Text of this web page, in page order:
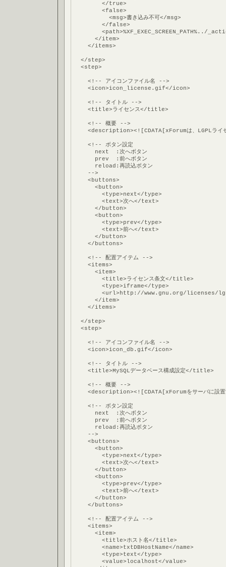
        </true>
        <false>
          <msg>書き込み不可</msg>
        </false>
<path>%XF_EXEC_SCREEN_PATH%../
      </item>
    </items>
  </step>
  <step>
    <!-- アイコンファイル名 -->
    <icon>icon_license.gif</icon>
    <!-- タイトル -->
    <title>ライセンス</title>
    <!-- 概要 -->
<description><![CDATA[xForumは、LGPLライセ
    <!-- ボタン設定
      next  :次へボタン
      prev  :前へボタン
      reload:再読込ボタン
    -->
    <buttons>
      <button>
        <type>next</type>
        <text>次へ</text>
      </button>
      <button>
        <type>prev</type>
        <text>前へ</text>
      </button>
    </buttons>
    <!-- 配置アイテム -->
    <items>
      <item>
        <title>ライセンス条文</title>
        <type>iframe</type>
<url>http://www.gnu.org/licenses/
      </item>
    </items>
  </step>
  <step>
    <!-- アイコンファイル名 -->
    <icon>icon_db.gif</icon>
    <!-- タイトル -->
    <title>MySQLデータベース構成設定</title>
    <!-- 概要 -->
<description><![CDATA[xForumをサーバに設置す
    <!-- ボタン設定
      next  :次へボタン
      prev  :前へボタン
      reload:再読込ボタン
    -->
    <buttons>
      <button>
        <type>next</type>
        <text>次へ</text>
      </button>
      <button>
        <type>prev</type>
        <text>前へ</text>
      </button>
    </buttons>
    <!-- 配置アイテム -->
    <items>
      <item>
        <title>ホスト名</title>
        <name>txtDBHostName</name>
        <type>text</type>
        <value>localhost</value>